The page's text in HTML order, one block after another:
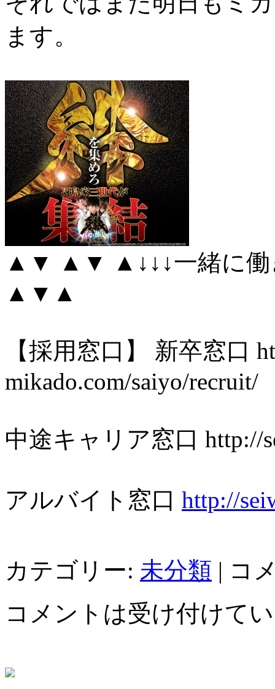
ます。
▲▼ ▲▼ ▲↓↓↓一緒に
▲▼▲
【採用窓口】 新卒窓口
mikado.com/saiyo/recruit/
中途キャリア窓口 http://
アルバイト窓口 http://
カテゴリー: 未分類 | コ
コメントは受け付けて